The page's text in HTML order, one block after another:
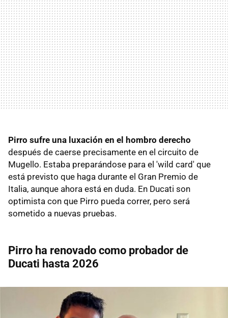
Pirro sufre una luxación en el hombro derecho
después de caerse precisamente en el circuito de
Mugello. Estaba preparándose para el 'wild card' que
está previsto que haga durante el Gran Premio de
Italia, aunque ahora está en duda. En Ducati son
optimista con que Pirro pueda correr, pero será
sometido a nuevas pruebas.
Pirro ha renovado como probador de
Ducati hasta 2026